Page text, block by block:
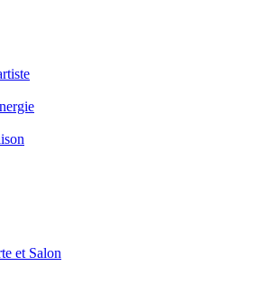
et Salon